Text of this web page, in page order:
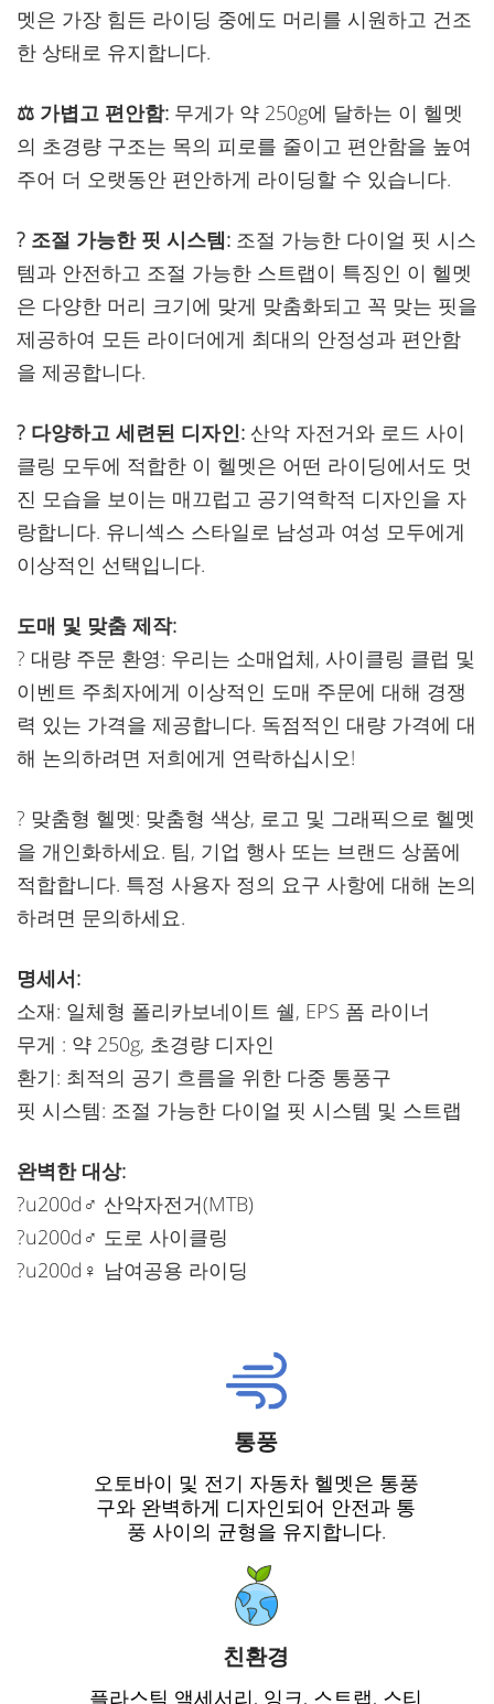
멧은 가장 힘든 라이딩 중에도 머리를 시원하고 건조
한 상태로 유지합니다.
⚖️ 가볍고 편안함: 무게가 약 250g에 달하는 이 헬멧
의 초경량 구조는 목의 피로를 줄이고 편안함을 높여
주어 더 오랫동안 편안하게 라이딩할 수 있습니다.
? 조절 가능한 핏 시스템: 조절 가능한 다이얼 핏 시스
템과 안전하고 조절 가능한 스트랩이 특징인 이 헬멧
은 다양한 머리 크기에 맞게 맞춤화되고 꼭 맞는 핏을
제공하여 모든 라이더에게 최대의 안정성과 편안함
을 제공합니다.
? 다양하고 세련된 디자인: 산악 자전거와 로드 사이
클링 모두에 적합한 이 헬멧은 어떤 라이딩에서도 멋
진 모습을 보이는 매끄럽고 공기역학적 디자인을 자
랑합니다. 유니섹스 스타일로 남성과 여성 모두에게
이상적인 선택입니다.
도매 및 맞춤 제작:
? 대량 주문 환영: 우리는 소매업체, 사이클링 클럽 및
이벤트 주최자에게 이상적인 도매 주문에 대해 경쟁
력 있는 가격을 제공합니다. 독점적인 대량 가격에 대
해 논의하려면 저희에게 연락하십시오!
? 맞춤형 헬멧: 맞춤형 색상, 로고 및 그래픽으로 헬멧
을 개인화하세요. 팀, 기업 행사 또는 브랜드 상품에
적합합니다. 특정 사용자 정의 요구 사항에 대해 논의
하려면 문의하세요.
명세서:
소재: 일체형 폴리카보네이트 쉘, EPS 폼 라이너
무게 : 약 250g, 초경량 디자인
환기: 최적의 공기 흐름을 위한 다중 통풍구
핏 시스템: 조절 가능한 다이얼 핏 시스템 및 스트랩
완벽한 대상:
?u200d♂️ 산악자전거(MTB)
?u200d♂️ 도로 사이클링
?u200d♀️ 남여공용 라이딩
통풍
오토바이 및 전기 자동차 헬멧은 통풍
구와 완벽하게 디자인되어 안전과 통
풍 사이의 균형을 유지합니다.
친환경
플라스틱 액세서리, 잉크, 스트랩, 스티